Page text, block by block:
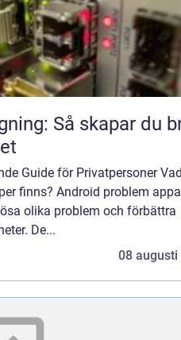
Så skapar du
Guide för Privatpersoner
finns? Android problem
olika problem och förbättra
De...
08 augusti